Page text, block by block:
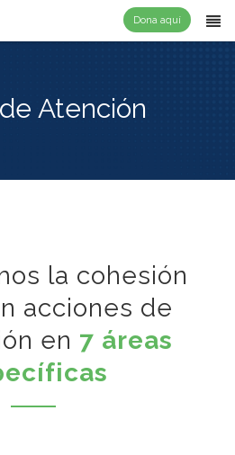
Dona aquí
Atención
la cohesión
acciones de
en 7 áreas